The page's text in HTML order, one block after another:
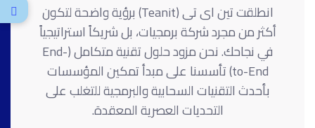
انطلقت تين اى تى (Teanit) برؤية واضحة لتكون
أكثر من مجرد شركة برمجيات، بل شريكاً استراتيجياً
في نجاحك. نحن مزود حلول تقنية متكامل (End-
to-End) تأسسنا على مبدأ تمكين المؤسسات
بأحدث التقنيات السحابية والبرمجية للتغلب على
التحديات العصرية المعقدة.